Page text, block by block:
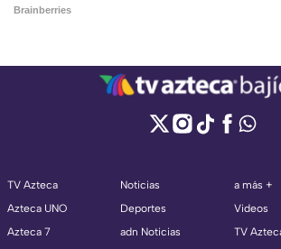
TV Azteca
Azteca UNO
Azteca 7
Noticias
Deportes
adn Noticias
a más +
Videos
TV